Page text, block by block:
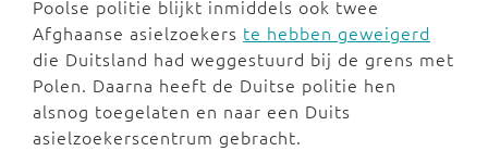
Poolse politie blijkt inmiddels ook twee
Afghaanse asielzoekers te hebben geweigerd
die Duitsland had weggestuurd bij de grens met
Polen. Daarna heeft de Duitse politie hen
alsnog toegelaten en naar een Duits
asielzoekerscentrum gebracht.